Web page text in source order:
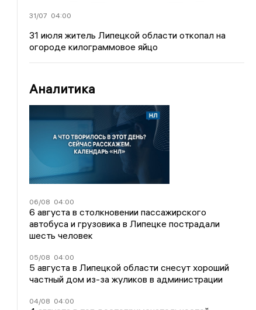
31/07 04:00
31 июля житель Липецкой области откопал на
огороде килограммовое яйцо
Аналитика
06/08 04:00
6 августа в столкновении пассажирского
автобуса и грузовика в Липецке пострадали
шесть человек
05/08 04:00
5 августа в Липецкой области снесут хороший
частный дом из-за жуликов в администрации
04/08 04:00